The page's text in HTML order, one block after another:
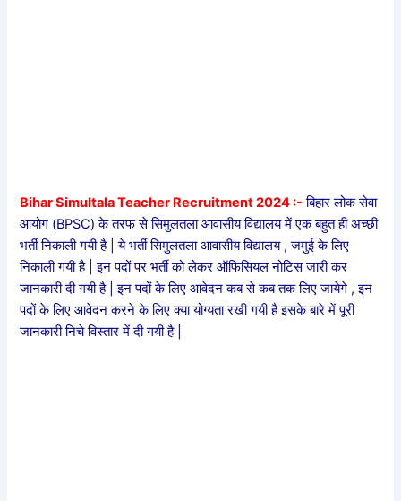
Bihar Simultala Teacher Recruitment 2024 :- बिहार लोक सेवा
आयोग (BPSC) के तरफ से सिमुलतला आवासीय विद्यालय में एक बहुत ही अच्छी
भर्ती निकाली गयी है | ये भर्ती सिमुलतला आवासीय विद्यालय , जमुई के लिए
निकाली गयी है | इन पदों पर भर्ती को लेकर ऑफिसियल नोटिस जारी कर
जानकारी दी गयी है | इन पदों के लिए आवेदन कब से कब तक लिए जायेगे , इन
पदों के लिए आवेदन करने के लिए क्या योग्यता रखी गयी है इसके बारे में पूरी
जानकारी निचे विस्तार में दी गयी है |